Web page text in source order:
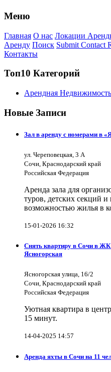
Меню
Главная О нас Локации
Аренду Поиск Submit Contact
Контакты
Топ10 Категорий
Арендная Недвижимость
Новые Записи
Зал в аренду с номерами в
ул. Череповецкая, 3 А
Сочи, Краснодарский край
Российская Федерация
Аренда зала для
туров, детских секций
возможностью жилья в
15-01-2026 16:32
Снять квартиру в Сочи в
Ясногорская
Ясногорская улица, 16/2
Сочи, Краснодарский край
Российская Федерация
Уютная квартира в
15 минут.
14-04-2025 14:57
Аренда яхты в Сочи на 11